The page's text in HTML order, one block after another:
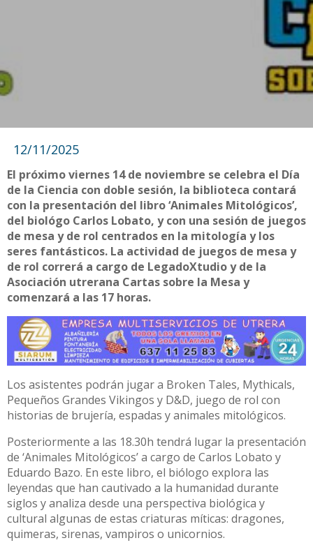
12/11/2025
El próximo viernes 14 de noviembre se celebra el Día
de la Ciencia con doble sesión, la biblioteca contará
con la presentación del libro ‘Animales Mitológicos’,
del biológo Carlos Lobato, y con una sesión de juegos
de mesa y de rol centrados en la mitología y los
seres fantásticos. La actividad de juegos de mesa y
de rol correrá a cargo de LegadoXtudio y de la
Asociación utrerana Cartas sobre la Mesa y
comenzará a las 17 horas.
Los asistentes podrán jugar a Broken Tales, Mythicals,
Pequeños Grandes Vikingos y D&D, juego de rol con
historias de brujería, espadas y animales mitológicos.
Posteriormente a las 18.30h tendrá lugar la presentación
de ‘Animales Mitológicos’ a cargo de Carlos Lobato y
Eduardo Bazo. En este libro, el biólogo explora las
leyendas que han cautivado a la humanidad durante
siglos y analiza desde una perspectiva biológica y
cultural algunas de estas criaturas míticas: dragones,
quimeras, sirenas, vampiros o unicornios.